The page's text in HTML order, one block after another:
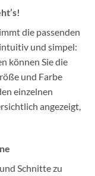
die passenden
und simpel:
können Sie die
und Farbe
einzelnen
angezeigt,
Schnitte zu